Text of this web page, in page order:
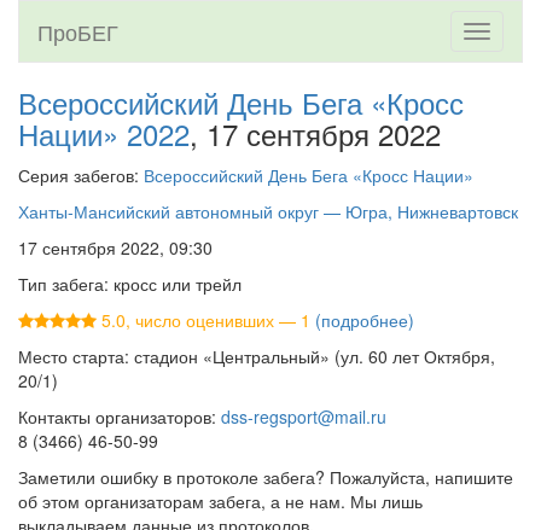
Toggle
ПроБЕГ
Всероссийский День Бега «Кросс
Нации» 2022, 17 сентября 2022
Серия забегов: Всероссийский День Бега «Кросс Нации»
Ханты-Мансийский автономный округ — Югра, Нижневартовск
17 сентября 2022, 09:30
Тип забега: кросс или трейл
5.0, число оценивших — 1 (подробнее)
Место старта: стадион «Центральный» (ул. 60 лет Октября,
20/1)
Контакты организаторов: dss-regsport@mail.ru
8 (3466) 46-50-99
Заметили ошибку в протоколе забега? Пожалуйста, напишите
об этом организаторам забега, а не нам. Мы лишь
выкладываем данные из протоколов.